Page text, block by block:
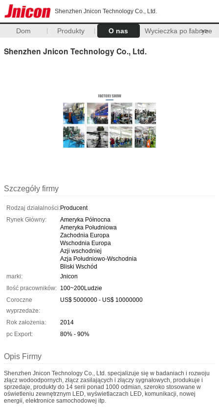
Shenzhen Jnicon Technology Co., Ltd.
Dom Produkty O nas Wycieczka po fabryce
>>
Shenzhen Jnicon Technology Co., Ltd.
Szczegóły firmy
Rodzaj działalności:Producent
Rynek Główny:
Ameryka Północna
Ameryka Południowa
Zachodnia Europa
Wschodnia Europa
Azji wschodniej
Azja Południowo-Wschodnia
Bliski Wschód
marki:
Jnicon
Ilość pracowników: 100~200Ludzie
Coroczne
wyprzedaże:
US$ 5000000 - US$ 10000000
Rok założenia:
2014
pc Export:
80% - 90%
Opis Firmy
Shenzhen Jnicon Technology Co., Ltd. specjalizuje się w badaniach i rozwoju
złącz wodoodpornych, złącz zasilających i złączy sygnałowych, produkuje i
sprzedaje, produkty do 14 serii ponad 1000 odmian, szeroko stosowane w
oświetleniu zewnętrznym LED, wyświetlaczach LED, komunikacji, nowej
energii, elektronice samochodowej itp.